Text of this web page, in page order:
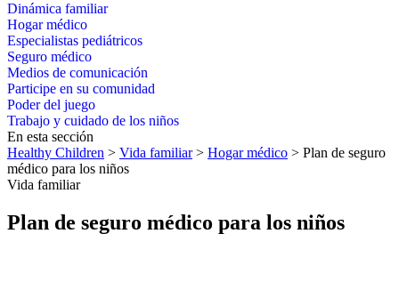
Dinámica familiar
Hogar médico
Especialistas pediátricos
Seguro médico
Medios de comunicación
Participe en su comunidad
Poder del juego
Trabajo y cuidado de los niños
En esta sección
Healthy Children > Vida familiar> Hogar médico > Plan de seguro
médico para los niños
Vida familiar
Plan de seguro médico para los niños